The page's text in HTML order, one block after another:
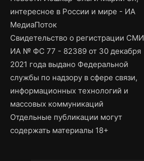
интересное в России и мире - ИА
МедиаПоток
Свидетельство о регистрации СМИ
ИА № ФС 77 - 82389 от 30 декабря
2021 года выдано Федеральной
службы по надзору в сфере связи,
информационных технологий и
массовых коммуникаций
Отдельные публикации могут
содержать материалы 18+